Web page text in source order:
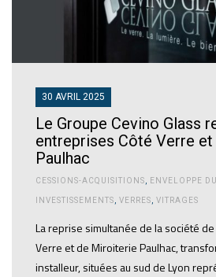
30 AVRIL 2025
Le Groupe Cevino Glass
entreprises Côté Verre
Paulhac
CESSIONS-ACQUISITIONS ENVELOPPE
INVESTISSEMENTS VERRES VITRAGES
La reprise simultanée de la société
Verre et de Miroiterie Paulhac,
installeur, situées au sud de Lyon